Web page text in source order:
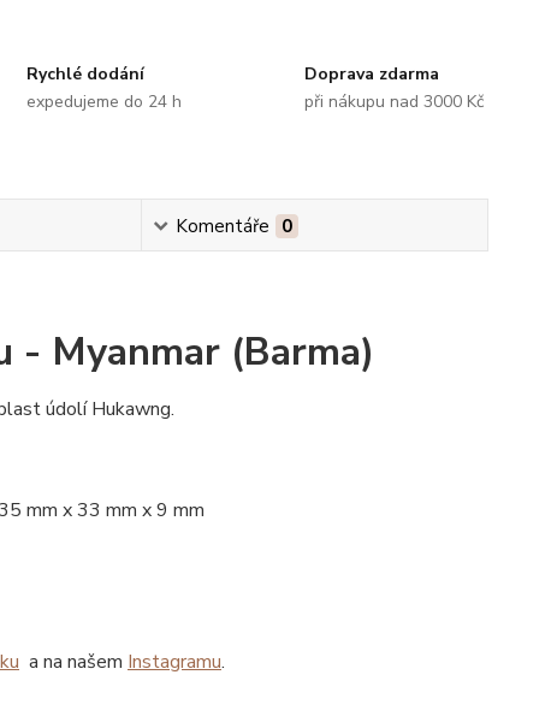
Rychlé dodání
expedujeme do 24 h
Doprava zdarma
při nákupu nad 3000 Kč
Komentáře 0
- Myanmar (Barma)
údolí Hukawng.
mm x 33 mm x 9 mm
a na našem Instagramu.